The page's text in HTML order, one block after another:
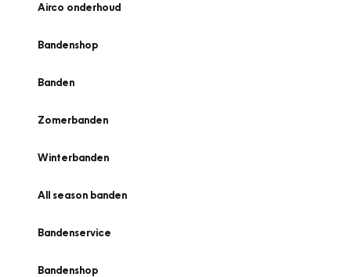
Airco onderhoud
Bandenshop
Banden
Zomerbanden
Winterbanden
All season banden
Bandenservice
Bandenshop